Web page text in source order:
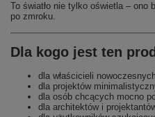
To światło nie tylko oświetla – ono
po zmroku.
Dla kogo jest ten
dla właścicieli
dla projektów
dla osób chcących mocno
dla architektów i